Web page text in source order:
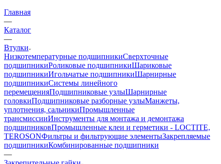
Главная
—
Каталог
—
Втулки
Низкотемпературные подшипникиСверхточные
подшипникиРоликовые подшипникиШариковые
подшипникиИгольчатые подшипникиШарнирные
подшипникиСистемы линейного
перемещенияПодшипниковые узлыШарнирные
головкиПодшипниковые разборные узлыМанжеты,
уплотнения, сальникиПромышленные
трансмиссииИнструменты для монтажа и демонтажа
подшипниковПромышленные клеи и герметики - LOCTITE,
TEROSONФильтры и фильтрующие элементыЗакрепляемые
подшипникиКомбинированные подшипники
—